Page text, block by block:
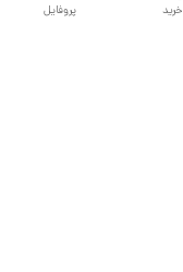
پروفایل